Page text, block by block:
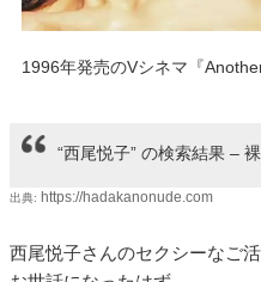
1996年発売のVシネマ『
“西尾悦子” の検索結果 –
出典: https://hadakanonude.com
西尾悦子さんのセクシーなご